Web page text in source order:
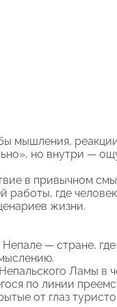
мышления,
но внутри —
в привычном
работы, где
жизни.
— стране,
Ламы в
по линии
от глаз